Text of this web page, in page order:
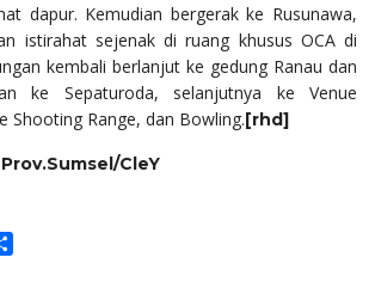
dapur. Kemudian bergerak ke Rusunawa,
istirahat sejenak di ruang khusus OCA di
kembali berlanjut ke gedung Ranau dan
ke Sepaturoda, selanjutnya ke Venue
Shooting Range, dan Bowling.[rhd]
CleY